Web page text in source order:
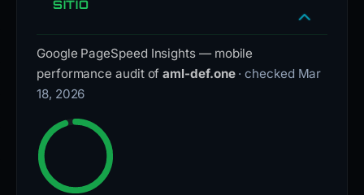
SITIO
Google PageSpeed Insights — mobile
performance audit ofaml-def.one · checked Mar
18, 2026